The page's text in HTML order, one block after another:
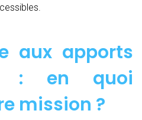
aux apports
: en quoi
mission ?